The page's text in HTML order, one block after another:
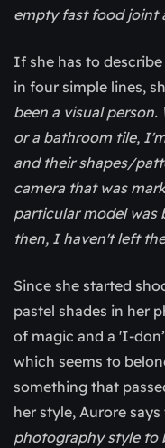
empty fast food joint
If she has to
in four simple lines,
been a visual
or a bathroom tile,
and their shapes/
camera that was
particular model was
then, I haven't left
Since she started
pastel shades in her
of magic and a 'I-
which seems to
something that
her style, Aurore says
photography style to